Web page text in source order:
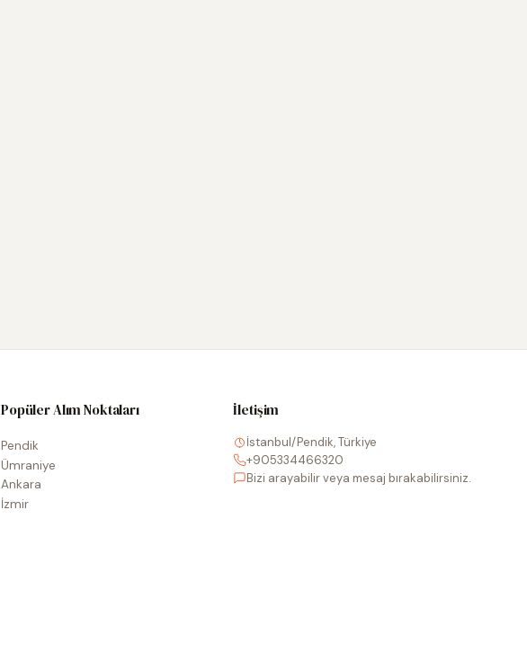
Popüler Alım Noktaları
Pendik
Ümraniye
Ankara
İzmir
İletişim
İstanbul/Pendik, Türkiye
+905334466320
Bizi arayabilir veya mesaj bırakabilirsiniz.